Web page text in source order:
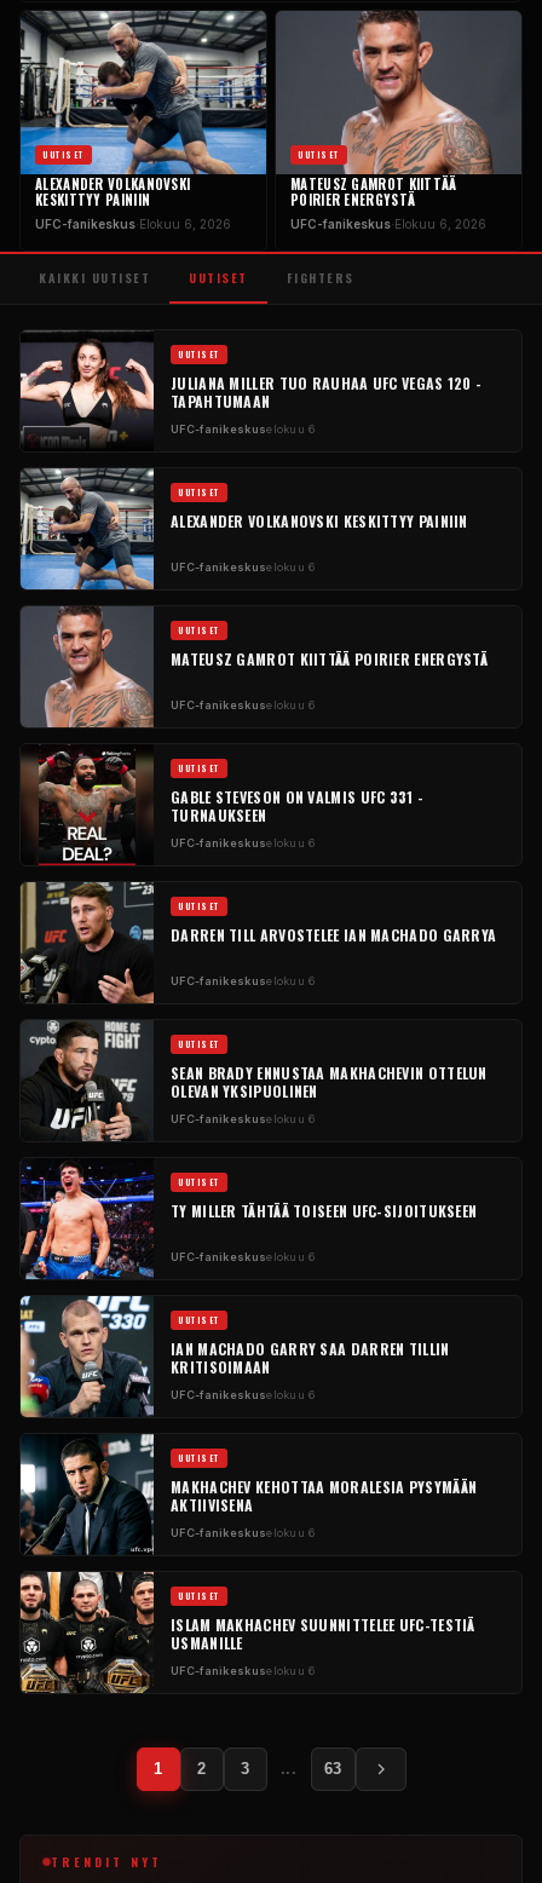
UUTISET
ALEXANDER VOLKANOVSKI
KESKITTYY PAINIIN
UFC-fanikeskus·Elokuu 6, 2026
UUTISET
MATEUSZ GAMROT KIITTÄÄ
POIRIER ENERGYSTÄ
UFC-fanikeskus·Elokuu 6, 2026
KAIKKI UUTISET UUTISET FIGHTERS
UUTISET
JULIANA MILLER TUO RAUHAA UFC VEGAS 120 -
TAPAHTUMAAN
UFC-fanikeskuselokuu 6
UUTISET
ALEXANDER VOLKANOVSKI KESKITTYY PAINIIN
UFC-fanikeskuselokuu 6
UUTISET
MATEUSZ GAMROT KIITTÄÄ POIRIER ENERGYSTÄ
UFC-fanikeskuselokuu 6
UUTISET
GABLE STEVESON ON VALMIS UFC 331 -
TURNAUKSEEN
UFC-fanikeskuselokuu 6
UUTISET
DARREN TILL ARVOSTELEE IAN MACHADO GARRYA
UFC-fanikeskuselokuu 6
UUTISET
SEAN BRADY ENNUSTAA MAKHACHEVIN OTTELUN
OLEVAN YKSIPUOLINEN
UFC-fanikeskuselokuu 6
UUTISET
TY MILLER TÄHTÄÄ TOISEEN UFC-SIJOITUKSEEN
UFC-fanikeskuselokuu 6
UUTISET
IAN MACHADO GARRY SAA DARREN TILLIN
KRITISOIMAAN
UFC-fanikeskuselokuu 6
UUTISET
MAKHACHEV KEHOTTAA MORALESIA PYSYMÄÄN
AKTIIVISENA
UFC-fanikeskuselokuu 6
UUTISET
ISLAM MAKHACHEV SUUNNITTELEE UFC-TESTIÄ
USMANILLE
UFC-fanikeskuselokuu 6
Viestisivut
1 2 3 ... 63
TRENDIT NYT